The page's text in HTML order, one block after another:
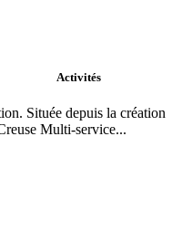
Activités
Située depuis la création
Multi-service...